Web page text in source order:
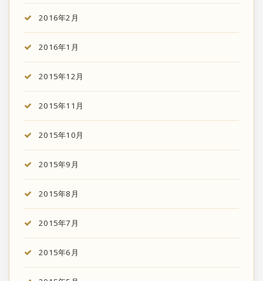
2016年2月
2016年1月
2015年12月
2015年11月
2015年10月
2015年9月
2015年8月
2015年7月
2015年6月